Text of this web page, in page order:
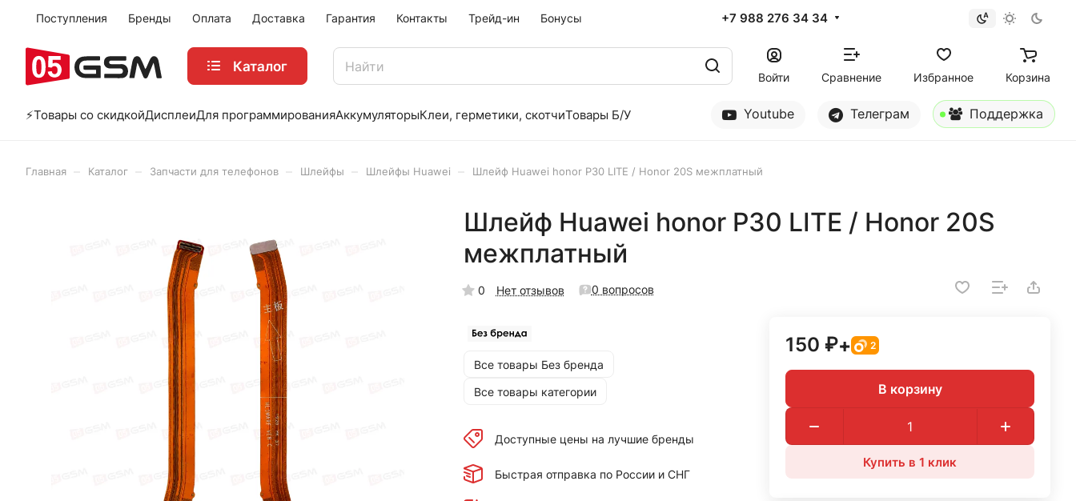
Поступления Бренды Оплата Доставка Гарантия Контакты Трейд-ин Бонусы +7 988 276 34 34
Каталог
Войти Сравнение Избранное Корзина
⚡️Товары со скидкойДисплеиДля программированияАккумуляторыКлеи, герметики, скотчиТовары Б/У Youtube Телеграм Поддержка
Главная Каталог Запчасти для телефонов Шлейфы Шлейфы Huawei Шлейф Huawei honor P30 LITE / Honor 20S межплатный
Шлейф Huawei honor P30 LITE / Honor 20S
межплатный
0 Нет отзывов 0 вопросов
Все товары Без бренда
Все товары категории
Доступные цены на лучшие бренды
Быстрая отправка по России и СНГ
150 ₽+ 2
В корзину
Купить в 1 клик